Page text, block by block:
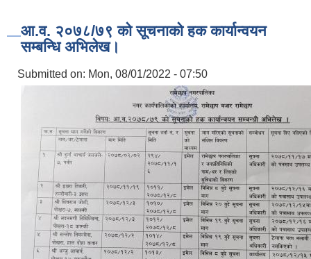
आ.व. २०७८/७९ को सूचनाको हक कार्यान्वयन
सम्बन्धि अभिलेख।
Submitted on: Mon, 08/01/2022 - 07:50